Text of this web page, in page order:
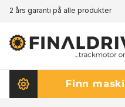
2 års garanti på alle produkter
Finn